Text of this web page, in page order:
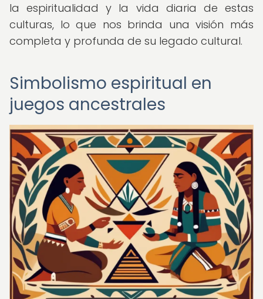
la espiritualidad y la vida diaria de estas
culturas, lo que nos brinda una visión más
completa y profunda de su legado cultural.
Simbolismo espiritual en
juegos ancestrales